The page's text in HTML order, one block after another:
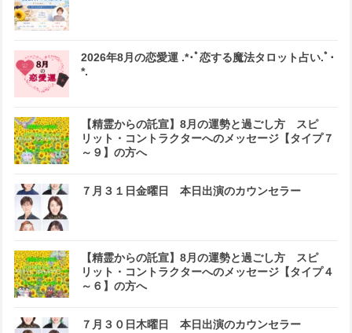
2026年8月の恋愛運 .*･ﾟ恋する魔法タロット占い.ﾟ･
*.
【精霊からの託宣】8月の運勢と過ごし方 スピ
リット・コントラクターへのメッセージ【タイプ７
～９】の方へ
７月３１日金曜日 本日出演のカウンセラー
【精霊からの託宣】8月の運勢と過ごし方 スピ
リット・コントラクターへのメッセージ【タイプ４
～６】の方へ
７月３０日木曜日 本日出演のカウンセラー